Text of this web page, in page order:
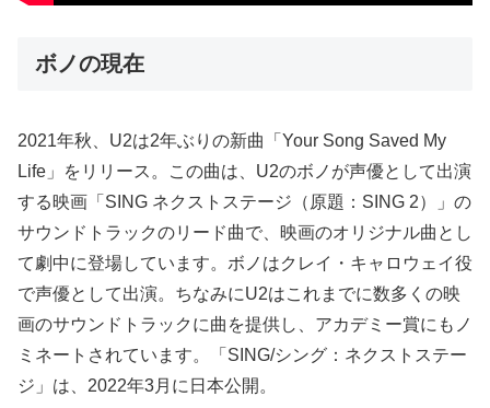
ボノの現在
2021年秋、U2は2年ぶりの新曲「Your Song Saved My
Life」をリリース。この曲は、U2のボノが声優として出演
する映画「SING ネクストステージ（原題：SING 2）」の
サウンドトラックのリード曲で、映画のオリジナル曲とし
て劇中に登場しています。ボノはクレイ・キャロウェイ役
で声優として出演。ちなみにU2はこれまでに数多くの映
画のサウンドトラックに曲を提供し、アカデミー賞にもノ
ミネートされています。「SING/シング：ネクストステー
ジ」は、2022年3月に日本公開。